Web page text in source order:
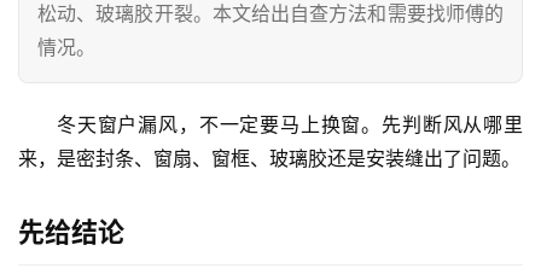
松动、玻璃胶开裂。本文给出自查方法和需要找师傅的
情况。
冬天窗户漏风，不一定要马上换窗。先判断风从哪里
来，是密封条、窗扇、窗框、玻璃胶还是安装缝出了问题。
先给结论